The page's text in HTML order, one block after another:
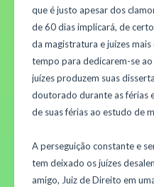
que é justo apesar dos
de 60 dias implicará, de
da magistratura e juízes
tempo para dedicarem-se
juízes produzem suas
doutorado durante as férias
de suas férias ao estudo de
A perseguição constante e
tem deixado os juízes
amigo, Juiz de Direito em